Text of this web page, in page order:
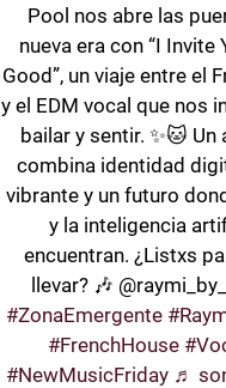
Pool nos abre las
nueva era con “I Invite
Good”, un viaje entre el
y el EDM vocal que nos
bailar y sentir. ✨🐱 Un
combina identidad
vibrante y un futuro
y la inteligencia
encuentran. ¿Listxs
llevar? 🎶
#ZonaEmergente
#FrenchHouse
#NewMusicFriday ♬